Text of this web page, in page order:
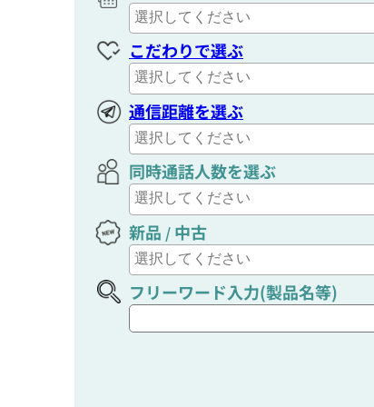
こだわりで選ぶ
通信距離を選ぶ
同時通話人数を選ぶ
新品 / 中古
フリーワード入力(製品名等)